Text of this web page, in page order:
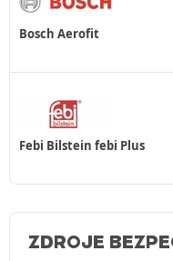
Bosch Aerofit
Febi Bilstein febi Plus
ZDROJE